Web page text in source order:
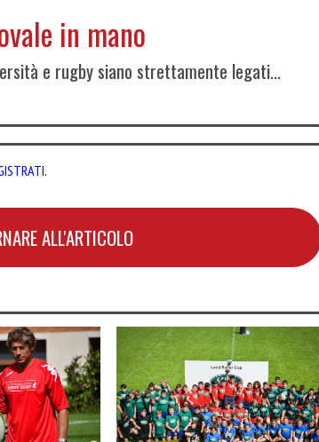
in mano
e rugby siano strettamente legati...
.
ALL'ARTICOLO